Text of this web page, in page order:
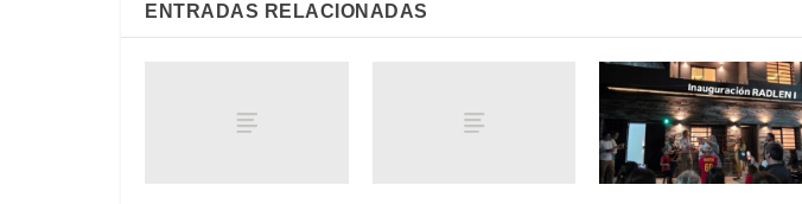
ENTRADAS RELACIONADAS